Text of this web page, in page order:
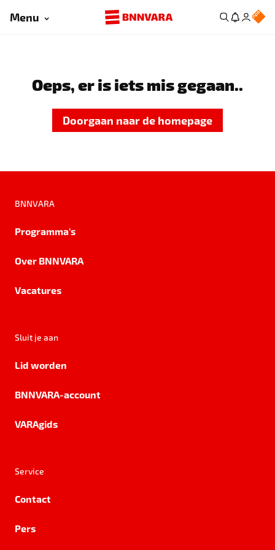
Menu
Oeps, er is iets mis gegaan..
Doorgaan naar de homepage
BNNVARA
Programma's
Over BNNVARA
Vacatures
Sluit je aan
Lid worden
BNNVARA-account
VARAgids
Service
Contact
Pers